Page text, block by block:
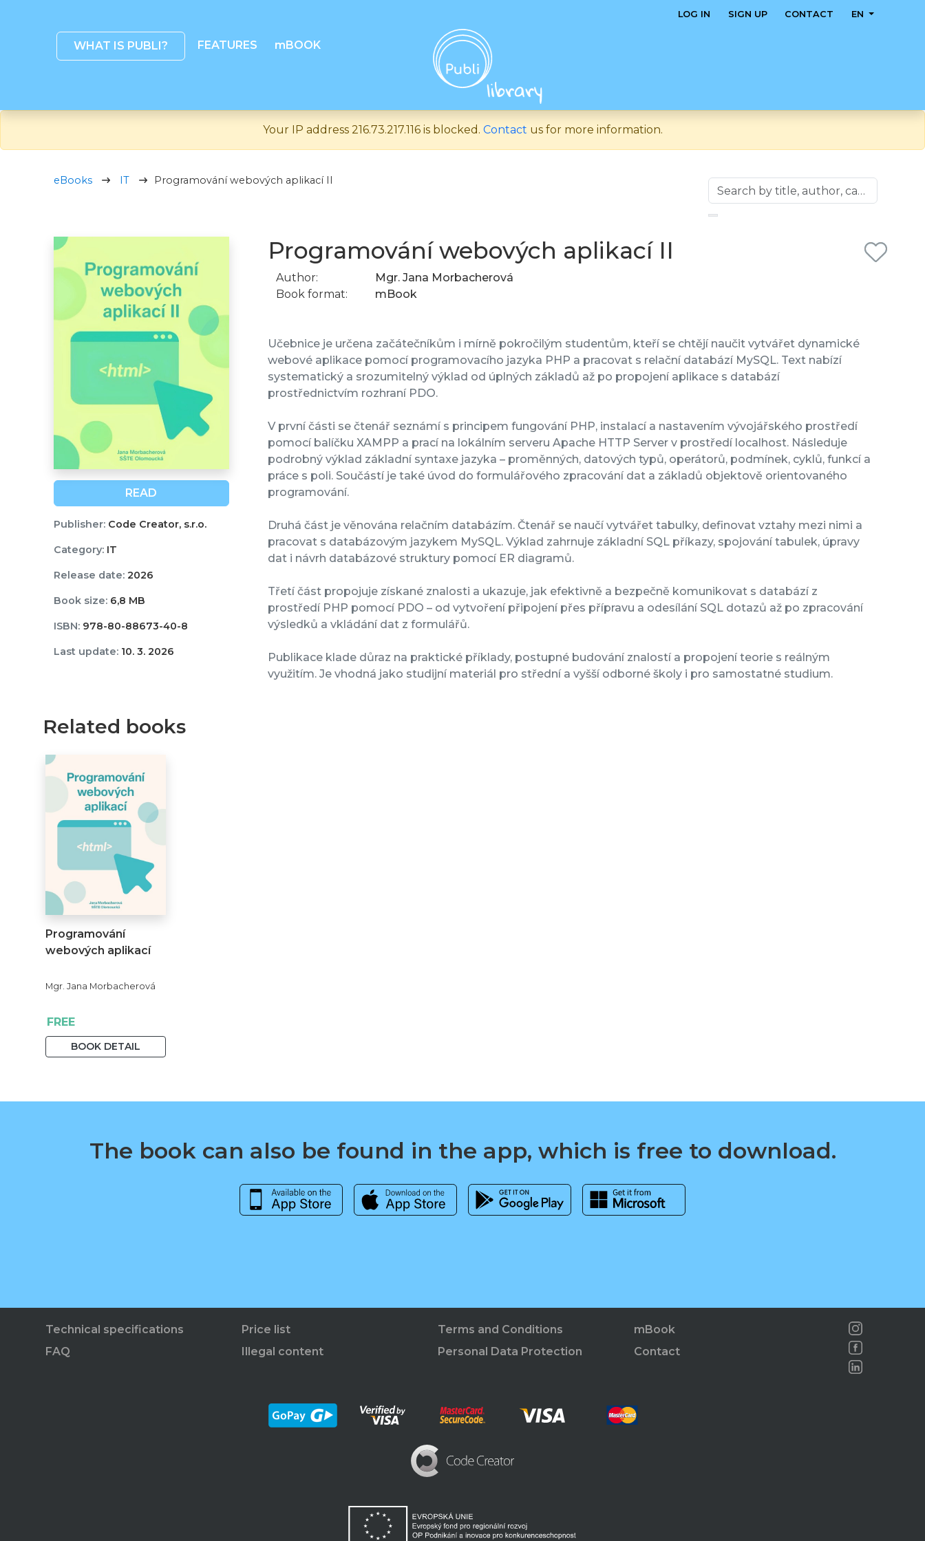
WHAT IS PUBLI? FEATURES mBOOK
LOG IN SIGN UP CONTACT EN
Your IP address 216.73.217.116 is blocked. Contact us for more information.
eBooks IT Programování webových aplikací II
READ
Publisher:Code Creator, s.r.o.
Category:IT
Release date:2026
Book size:6,8 MB
ISBN:978-80-88673-40-8
Last update:10. 3. 2026
Programování webových aplikací II
Author:
Mgr. Jana Morbacherová
Book format:
mBook
Učebnice je určena začátečníkům i mírně pokročilým studentům, kteří se chtějí naučit vytvářet dynamické
webové aplikace pomocí programovacího jazyka PHP a pracovat s relační databází MySQL. Text nabízí
systematický a srozumitelný výklad od úplných základů až po propojení aplikace s databází
prostřednictvím rozhraní PDO.
V první části se čtenář seznámí s principem fungování PHP, instalací a nastavením vývojářského prostředí
pomocí balíčku XAMPP a prací na lokálním serveru Apache HTTP Server v prostředí localhost. Následuje
podrobný výklad základní syntaxe jazyka – proměnných, datových typů, operátorů, podmínek, cyklů, funkcí a
práce s poli. Součástí je také úvod do formulářového zpracování dat a základů objektově orientovaného
programování.
Druhá část je věnována relačním databázím. Čtenář se naučí vytvářet tabulky, definovat vztahy mezi nimi a
pracovat s databázovým jazykem MySQL. Výklad zahrnuje základní SQL příkazy, spojování tabulek, úpravy
dat i návrh databázové struktury pomocí ER diagramů.
Třetí část propojuje získané znalosti a ukazuje, jak efektivně a bezpečně komunikovat s databází z
prostředí PHP pomocí PDO – od vytvoření připojení přes přípravu a odesílání SQL dotazů až po zpracování
výsledků a vkládání dat z formulářů.
Publikace klade důraz na praktické příklady, postupné budování znalostí a propojení teorie s reálným
využitím. Je vhodná jako studijní materiál pro střední a vyšší odborné školy i pro samostatné studium.
Related books
Programování
webových aplikací
Mgr. Jana Morbacherová
FREE
BOOK DETAIL
The book can also be found in the app, which is free to download.
Technical specifications
FAQ
Price list
Illegal content
Terms and Conditions
Personal Data Protection
mBook
Contact